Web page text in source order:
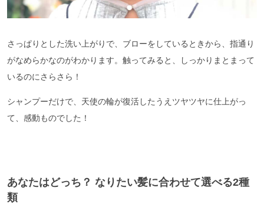
さっぱりとした洗い上がりで、ブローをしているときから、指通り
がなめらかなのがわかります。触ってみると、しっかりまとまって
いるのにさらさら！
シャンプーだけで、天使の輪が復活したうえツヤツヤに仕上がっ
て、感動ものでした！
あなたはどっち？ なりたい髪に合わせて選べる2種
類